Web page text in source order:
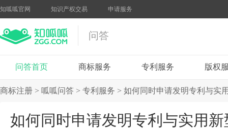
知呱呱官网 知识产权交易 申请服务
问答
问答首页 商标服务 专利服务 版权
商标注册 > 呱呱问答 > 专利服务 > 如何同时申请发明专利与实
如何同时申请发明专利与实用